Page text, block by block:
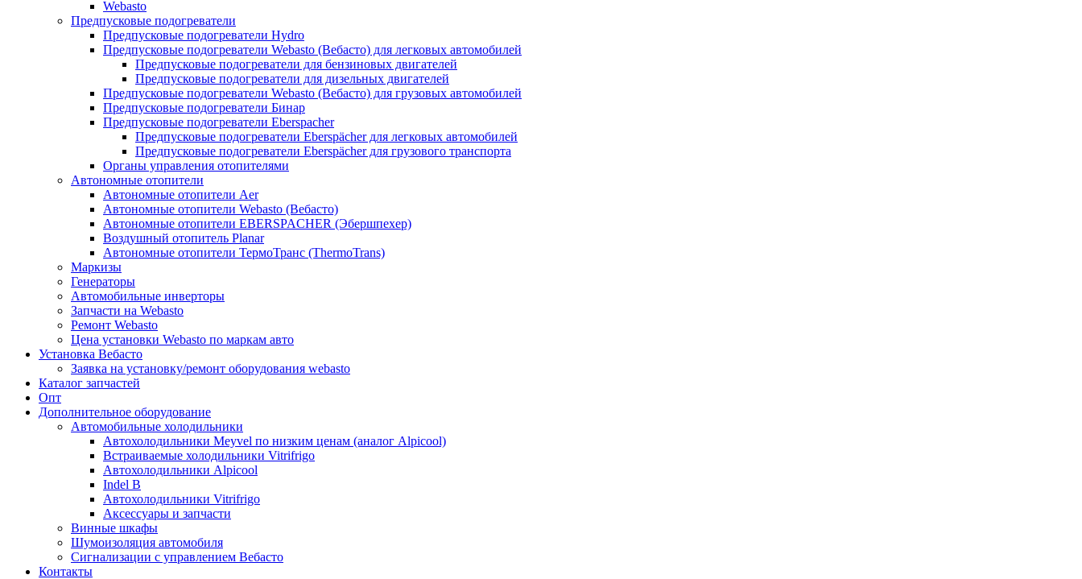
Webasto
Предпусковые подогреватели
Предпусковые подогреватели Hydro
Предпусковые подогреватели Webasto (Вебасто) для легковых автомобилей
Предпусковые подогреватели для бензиновых двигателей
Предпусковые подогреватели для дизельных двигателей
Предпусковые подогреватели Webasto (Вебасто) для грузовых автомобилей
Предпусковые подогреватели Бинар
Предпусковые подогреватели Eberspacher
Предпусковые подогреватели Eberspächer для легковых автомобилей
Предпусковые подогреватели Eberspächer для грузового транспорта
Органы управления отопителями
Автономные отопители
Автономные отопители Аer
Автономные отопители Webasto (Вебасто)
Автономные отопители EBERSPACHER (Эбершпехер)
Воздушный отопитель Planar
Автономные отопители ТермоТранс (ThermoTrans)
Маркизы
Генераторы
Автомобильные инверторы
Запчасти на Webasto
Ремонт Webasto
Цена установки Webasto по маркам авто
Установка Вебасто
Заявка на установку/ремонт оборудования webasto
Каталог запчастей
Опт
Дополнительное оборудование
Автомобильные холодильники
Автохолодильники Meyvel по низким ценам (аналог Alpicool)
Встраиваемые холодильники Vitrifrigo
Автохолодильники Alpicool
Indel B
Автохолодильники Vitrifrigo
Аксессуары и запчасти
Винные шкафы
Шумоизоляция автомобиля
Сигнализации с управлением Вебасто
Контакты